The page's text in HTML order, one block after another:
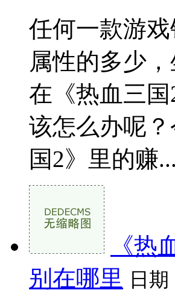
任何一款游
属性的多少
在《热血三
该怎么办呢
国2》里的赚...
《热
别在哪里
日期